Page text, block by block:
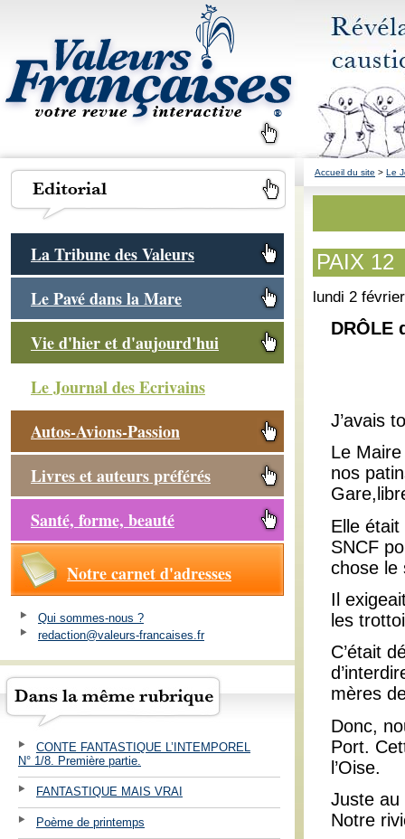
La Tribune des Valeurs
Le Pavé dans la Mare
Vie d'hier et d'aujourd'hui
Le Journal des Ecrivains
Autos-Avions-Passion
Livres et auteurs préférés
Santé, forme, beauté
Notre carnet d'adresses
Qui sommes-nous ?
redaction@valeurs-francaises.fr
CONTE FANTASTIQUE L’INTEMPOREL
N° 1/8. Première partie.
FANTASTIQUE MAIS VRAI
Poème de printemps
Accueil du site > Le
PAIX 12
lundi 2
DRÔLE
J’avais
Le
nos
Elle
SNCF
chose le
Il
les
C’était
mères
Donc,
Port.
l’Oise.
Juste au
Notre